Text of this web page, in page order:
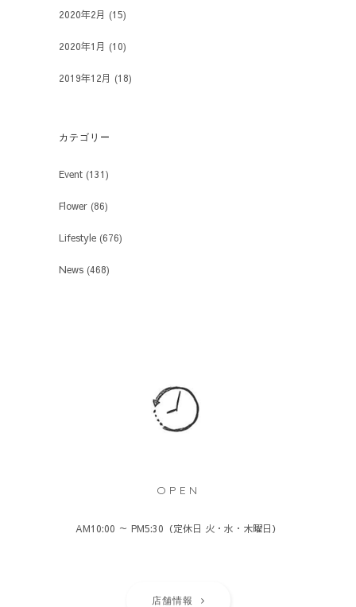
2020年2月 (15)
2020年1月 (10)
2019年12月 (18)
カテゴリー
Event (131)
Flower (86)
Lifestyle (676)
News (468)
OPEN
AM10:00 ～ PM5:30（定休日 火・水・木曜日）
店舗情報